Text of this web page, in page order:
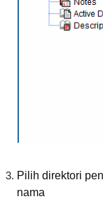
Pilih direktori
nama